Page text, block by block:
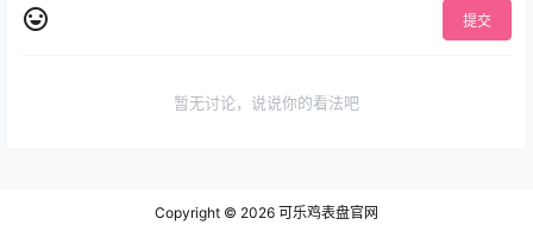
提交
暂无讨论，说说你的看法吧
Copyright © 2026 可乐鸡表盘官网